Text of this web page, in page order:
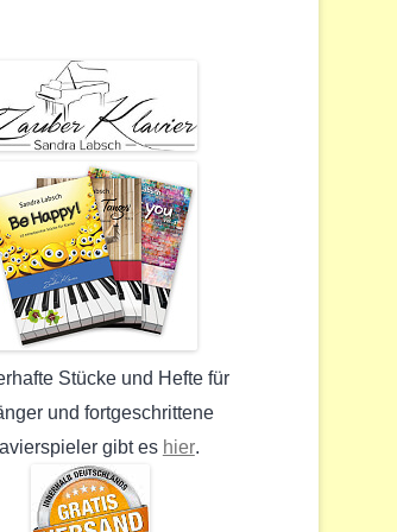
Stücke und Hefte für
und fortgeschrittene
gibt es hier.